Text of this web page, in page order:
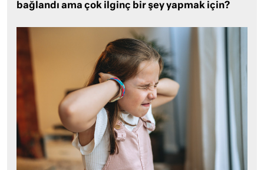
bağlandı ama çok ilginç bir şey yapmak için?